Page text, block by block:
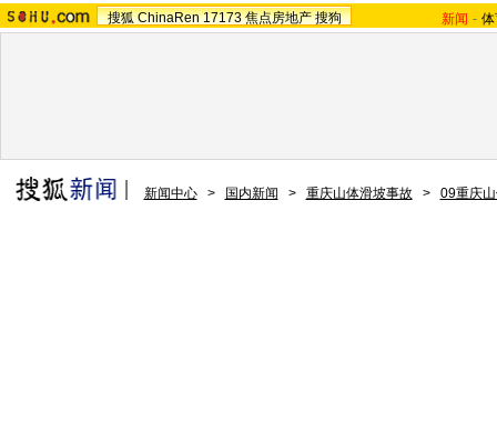
搜狐 ChinaRen 17173 焦点房地产 搜狗 新闻 -
新闻中心 > 国内新闻 > 重庆山体滑坡事故 > 09重庆